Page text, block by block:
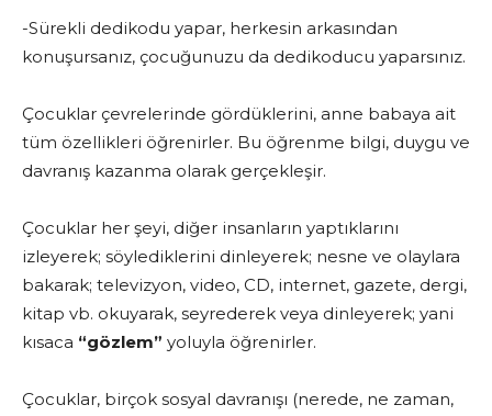
-Sürekli dedikodu yapar, herkesin arkasından
konuşursanız, çocuğunuzu da dedikoducu yaparsınız.
Çocuklar çevrelerinde gördüklerini, anne babaya ait
tüm özellikleri öğrenirler. Bu öğrenme bilgi, duygu ve
davranış ka­zanma olarak gerçekleşir.
Çocuklar her şeyi, diğer insanların yaptıklarını
izleyerek; söylediklerini dinleyerek; nesne ve olay­lara
bakarak; televizyon, video, CD, internet, gazete, dergi,
kitap vb. okuyarak, seyrederek veya dinleyerek; yani
kısaca “gözlem” yoluyla öğrenirler.
Çocuklar, birçok sosyal davranışı (nerede, ne zaman,